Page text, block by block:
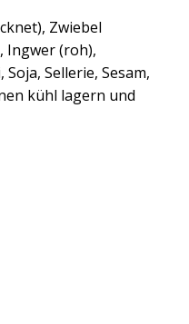
Zwiebel
Ingwer (roh),
Sellerie, Sesam,
kühl lagern und